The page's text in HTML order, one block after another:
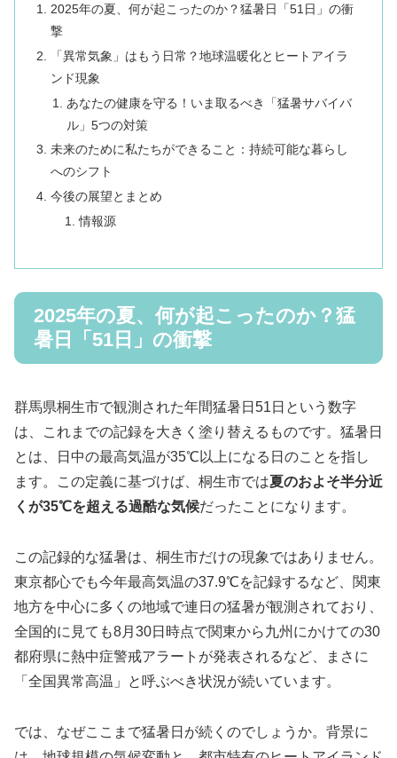
2025年の夏、何が起こったのか？猛暑日「51日」の衝
撃
「異常気象」はもう日常？地球温暖化とヒートアイラ
ンド現象
あなたの健康を守る！いま取るべき「猛暑サバイバ
ル」5つの対策
未来のために私たちができること：持続可能な暮らし
へのシフト
今後の展望とまとめ
情報源
2025年の夏、何が起こったのか？猛
暑日「51日」の衝撃
群馬県桐生市で観測された年間猛暑日51日という数字
は、これまでの記録を大きく塗り替えるものです。猛暑日
とは、日中の最高気温が35℃以上になる日のことを指し
ます。この定義に基づけば、桐生市では夏のおよそ半分近
くが35℃を超える過酷な気候だったことになります。
この記録的な猛暑は、桐生市だけの現象ではありません。
東京都心でも今年最高気温の37.9℃を記録するなど、関東
地方を中心に多くの地域で連日の猛暑が観測されており、
全国的に見ても8月30日時点で関東から九州にかけての30
都府県に熱中症警戒アラートが発表されるなど、まさに
「全国異常高温」と呼ぶべき状況が続いています。
では、なぜここまで猛暑日が続くのでしょうか。背景に